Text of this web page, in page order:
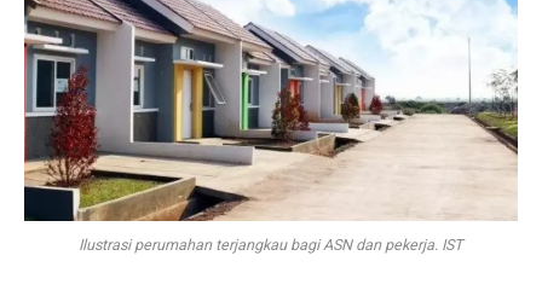
Ilustrasi perumahan terjangkau bagi ASN dan pekerja. IST